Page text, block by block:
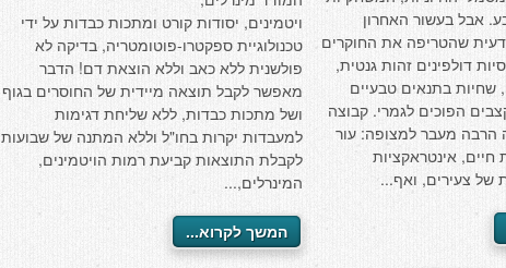
אבל בעשור האחרון
שהטריפה את החוקרים
דולפינים זהות גנטית,
שחיות בתנאים טבעיים
הפוכים לגמרי. קבוצה
הרבה מעבר למצופה: עור
אינטראקציות
של צעירים, ואף...
ויטמינים, יסודות קורט ומתכות כבדות על ידי
טכנולוגיית ספקטרו-פוטומטריה, בדיקה לא
פולשנית ללא כאב וללא הוצאת דם! הדבר
מאפשר לקבל תוצאה מיידית של החוסרים בגוף
ושל מתכות כבדות, ללא שליחת דגימות
למעבדות יקרות בחו"ל וללא המתנה של שבועות
לקבלת התוצאות קביעת רמות הויטמינים,
המינרלים,...
המשך לקרוא...